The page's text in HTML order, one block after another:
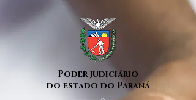
Poder judiciário
do estado do Paraná